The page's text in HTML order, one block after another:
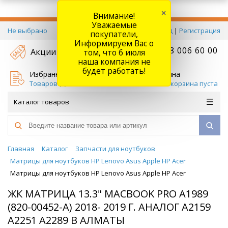
Не выбрано Вход | Регистрация
Акции +7 778 006 60 00
Избранное
Товаров (
Корзина
Ваша корзина пуста
Каталог товаров
Главная Каталог
Запчасти для ноутбуков
Матрицы для ноутбуков HP Lenovo Asus Apple HP Acer
Матрицы для ноутбуков HP Lenovo Asus Apple HP Acer
ЖК МАТРИЦА 13.3" MACBOOK PRO A1989
(820-00452-A) 2018- 2019 Г. АНАЛОГ A2159
A2251 A2289 В АЛМАТЫ
Внимание!
Уважаемые
покупатели,
Информируем Вас о
том, что 6 июля
наша компания не
будет работать!
×